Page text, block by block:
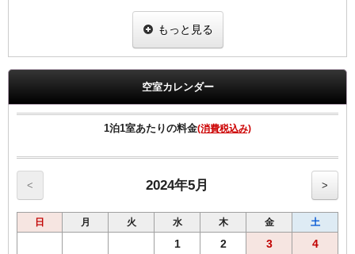
基本プランと同価格で女性にちょっと嬉しい特典付きのプランです。
当プランでご予約のお客様には選べるグッズをプレゼント。
※男性のお客様にはご予約いただけませんので、他のプランにてご予
●Wi-Fi・有線ＬＡＮ完備
●加湿空気清浄機完備
●洗浄機付きトイレ完備
●枕元にUSBコンセント設置
●バゲージラック設置
●ビデオ・オン・デマンド（ＶＯＤ）ルームシアター・・・1泊1,000
もっと見る
空室カレンダー
1泊1室あたりの料金(消費税込み)
< 2024年5月 >
日 月 火 水 木 金 土
1 2 3 4